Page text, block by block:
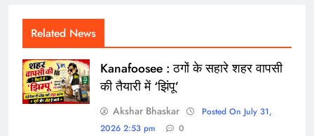
Related News
Kanafoosee : ठगों के सहारे शहर वापसी
की तैयारी में ‘झिंपू’
Akshar Bhaskar
Posted On July 31,
2026 2:53 pm
0